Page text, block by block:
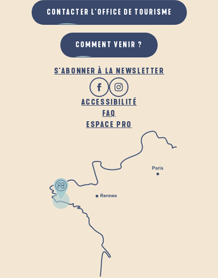
AU GRAND AIR
S'ABONNER À LA NEWSLETTER
ACCESSIBILITÉ
FAQ
ESPACE PRO
CONTACTER L'OFFICE DE TOURISME
COMMENT VENIR ?